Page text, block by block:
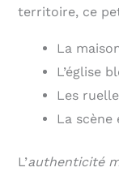
territoire, ce
La
L’église
Les
La scène
L’authenticité